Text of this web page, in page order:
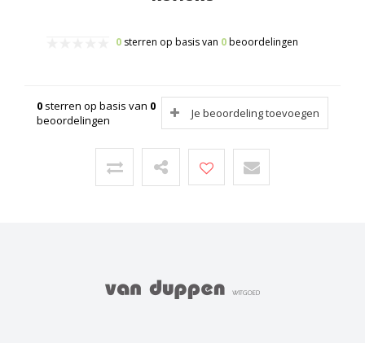
0 sterren op basis van 0beoordelingen
0 sterren op basis van 0
beoordelingen
Je beoordeling toevoegen